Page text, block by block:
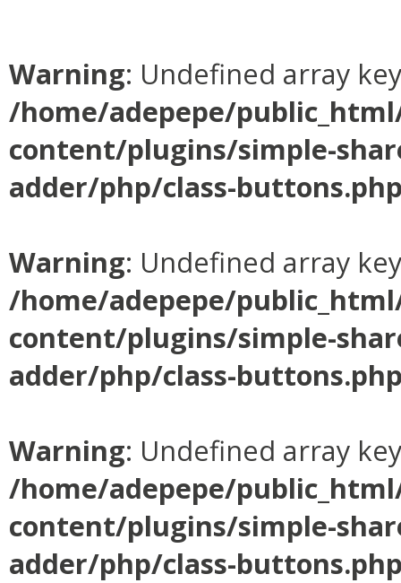
Warning: Undefined array
/home/adepepe/
content/plugins/simple-
adder/php/class-
Warning: Undefined array
/home/adepepe/
content/plugins/simple-
adder/php/class-
Warning: Undefined array
/home/adepepe/
content/plugins/simple-
adder/php/class-